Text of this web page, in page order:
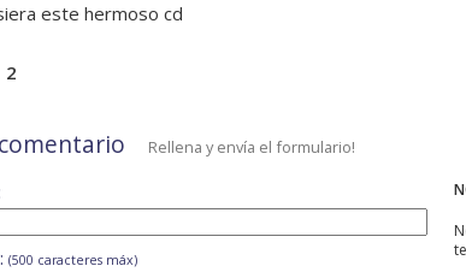
este hermoso cd
2
Rellena y envía el formulario!
(500 caracteres máx)